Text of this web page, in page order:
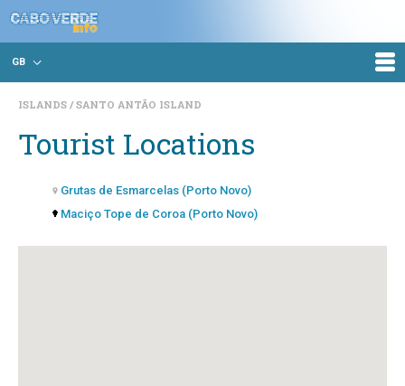
GB
ISLANDS SANTO ANTÃO ISLAND
Tourist Locations
Grutas de Esmarcelas (Porto Novo)
Maciço Tope de Coroa (Porto Novo)